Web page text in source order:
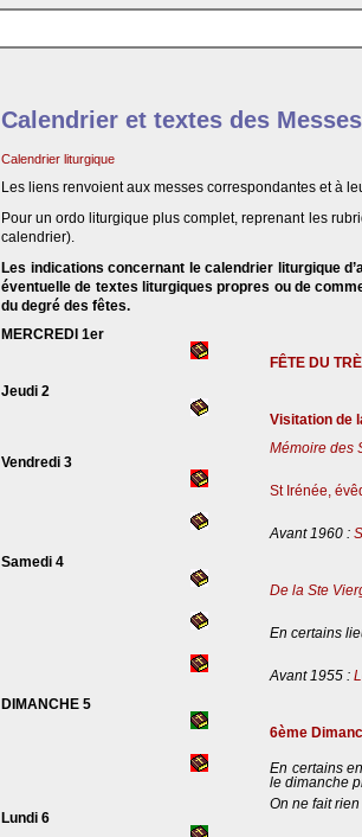
Calendrier et textes des
Calendrier liturgique
Les liens renvoient aux messes correspondantes et à
Pour un ordo liturgique plus complet, reprenant les
calendrier).
Les indications concernant le calendrier liturgique
éventuelle de textes liturgiques propres ou de
du degré des fêtes.
MERCREDI 1er
FÊTE DU
Jeudi 2
Visitation de
Mémoire des
Vendredi 3
St Irénée,
Avant 1960 :
Samedi 4
De la Ste
En certains
Avant 1955 :
DIMANCHE 5
6ème
En certains
le dimanche
On ne fait
Lundi 6